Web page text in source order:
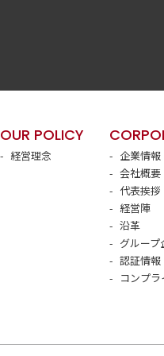
OUR POLICY
経営理念
企業情報
会社概要
代表挨拶
経営陣
沿革
グループ
認証情報
コンプラ